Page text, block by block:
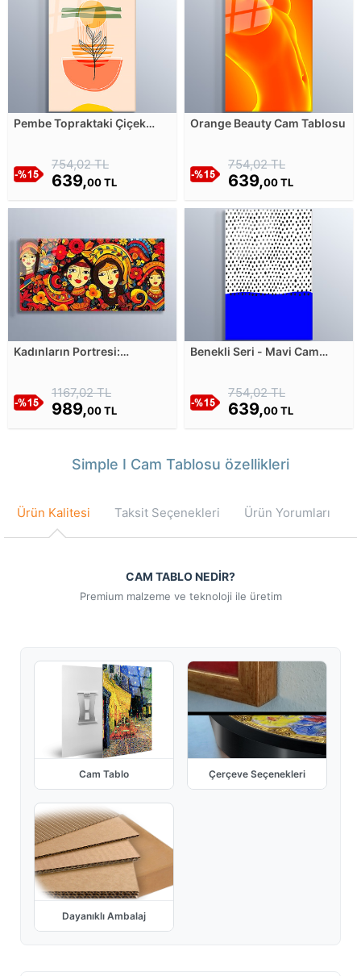
Pembe Topraktaki Çiçek
754,02 TL
639,00 TL
Orange Beauty Cam Tablosu
754,02 TL
639,00 TL
Kadınların Portresi:
1167,02 TL
989,00 TL
Benekli Seri - Mavi Cam
754,02 TL
639,00 TL
Simple I Cam Tablosu özellikleri
Ürün Kalitesi Taksit Seçenekleri Ürün Yorumları
CAM TABLO NEDİR?
Premium malzeme ve teknoloji ile üretim
Cam Tablo Çerçeve Seçenekleri
Dayanıklı Ambalaj